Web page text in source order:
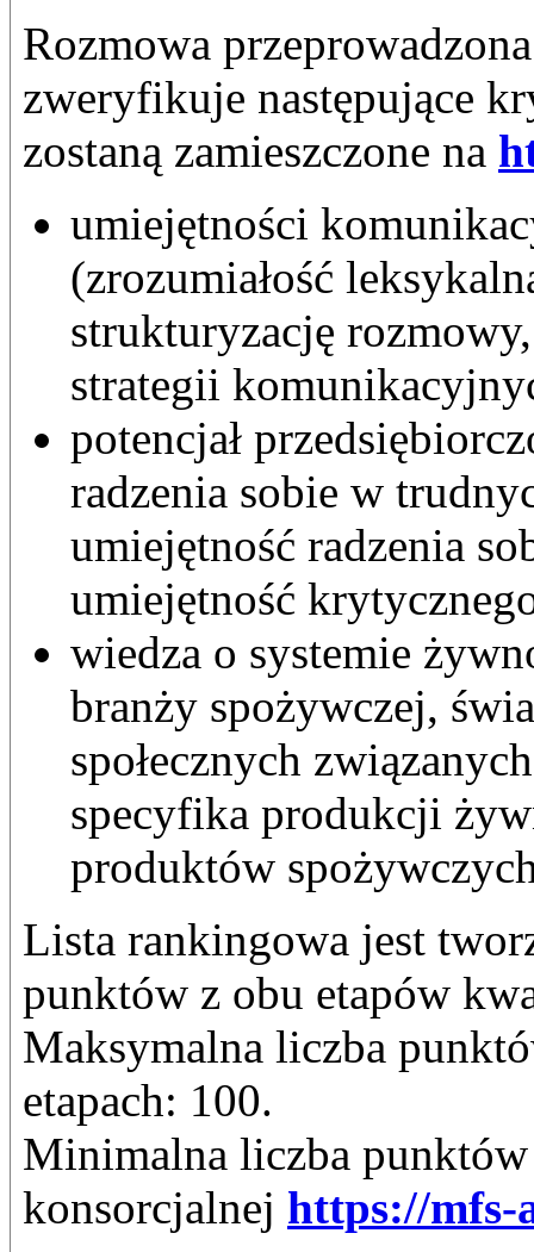
Rozmowa
zweryfikuje następujące
zostaną zamieszczone na
umiejętności
(zrozumiałość
strukturyzację
strategii
potencjał
radzenia sobie w
umiejętność radzenia
umiejętność
wiedza o systemie
branży spożywczej,
społecznych
specyfika produkcji
produktów
Lista rankingowa jest
punktów z obu etapów
Maksymalna liczba
etapach: 100.
Minimalna liczba punktów
konsorcjalnej https://mfs-